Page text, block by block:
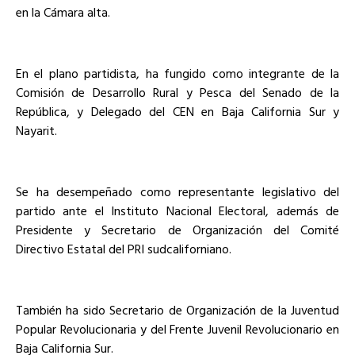
en la Cámara alta.
En el plano partidista, ha fungido como integrante de la
Comisión de Desarrollo Rural y Pesca del Senado de la
República, y Delegado del CEN en Baja California Sur y
Nayarit.
Se ha desempeñado como representante legislativo del
partido ante el Instituto Nacional Electoral, además de
Presidente y Secretario de Organización del Comité
Directivo Estatal del PRI sudcaliforniano.
También ha sido Secretario de Organización de la Juventud
Popular Revolucionaria y del Frente Juvenil Revolucionario en
Baja California Sur.